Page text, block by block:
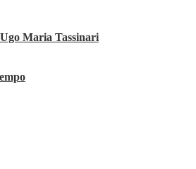
Maria Tassinari